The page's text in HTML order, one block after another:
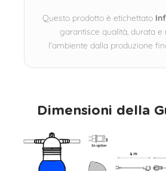
Questo prodotto è etichettato
garantisce qualità, durata e
l'ambiente dalla produzione
Dimensioni della